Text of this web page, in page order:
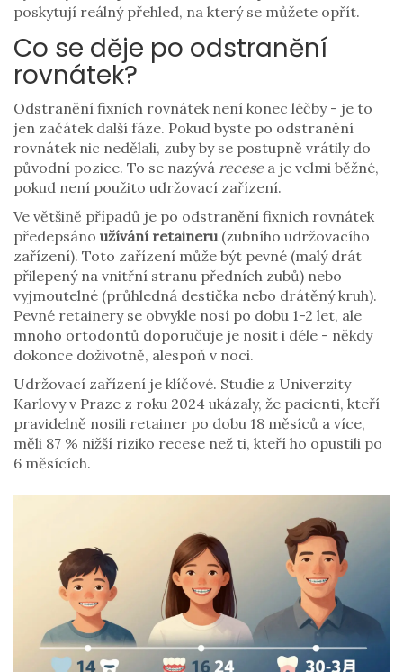
poskytují reálný přehled, na který se můžete opřít.
Co se děje po odstranění
rovnátek?
Odstranění fixních rovnátek není konec léčby - je to
jen začátek další fáze. Pokud byste po odstranění
rovnátek nic nedělali, zuby by se postupně vrátily do
původní pozice. To se nazývá recesea je velmi běžné,
pokud není použito udržovací zařízení.
Ve většině případů je po odstranění fixních rovnátek
předepsáno užívání retaineru(zubního udržovacího
zařízení). Toto zařízení může být pevné (malý drát
přilepený na vnitřní stranu předních zubů) nebo
vyjmoutelné (průhledná destička nebo drátěný kruh).
Pevné retainery se obvykle nosí po dobu 1-2 let, ale
mnoho ortodontů doporučuje je nosit i déle - někdy
dokonce doživotně, alespoň v noci.
Udržovací zařízení je klíčové. Studie z Univerzity
Karlovy v Praze z roku 2024 ukázaly, že pacienti, kteří
pravidelně nosili retainer po dobu 18 měsíců a více,
měli 87 % nižší riziko recese než ti, kteří ho opustili po
6 měsících.